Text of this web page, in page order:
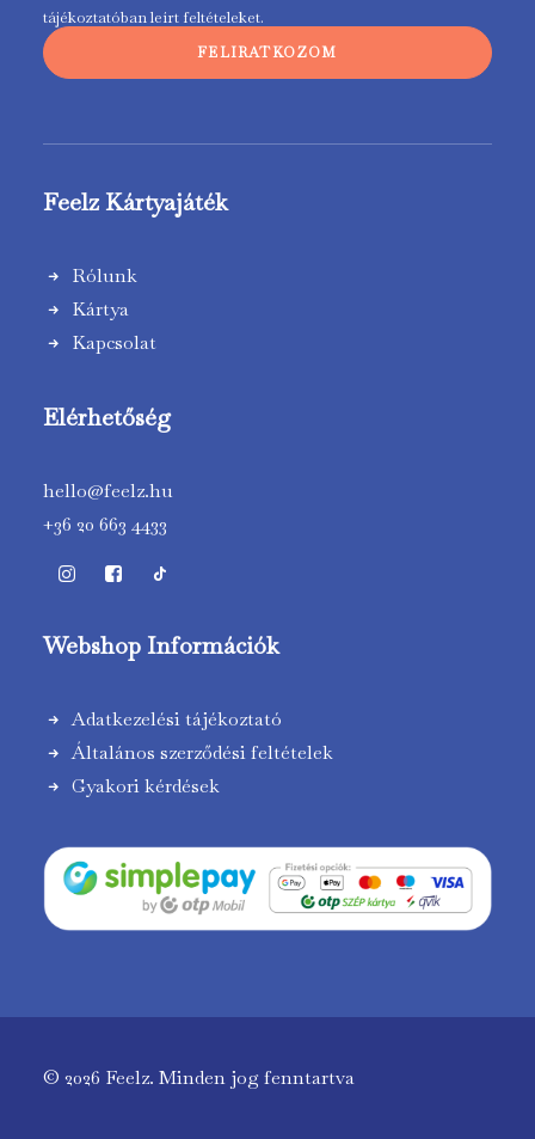
tájékoztatóbanleírt feltételeket.
Feelz Kártyajáték
Rólunk
Kártya
Kapcsolat
Elérhetőség
hello@feelz.hu
+36 20 663 4433
Webshop Információk
Adatkezelési tájékoztató
Általános szerződési feltételek
Gyakori kérdések
© 2026 Feelz. Minden jog fenntartva